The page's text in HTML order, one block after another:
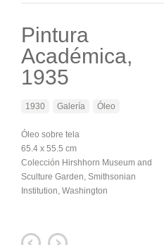
Pintura
Académica,
1935
1930 Galería Óleo
Óleo sobre tela
65.4 x 55.5 cm
Colección Hirshhorn Museum and
Sculture Garden, Smithsonian
Institution, Washington